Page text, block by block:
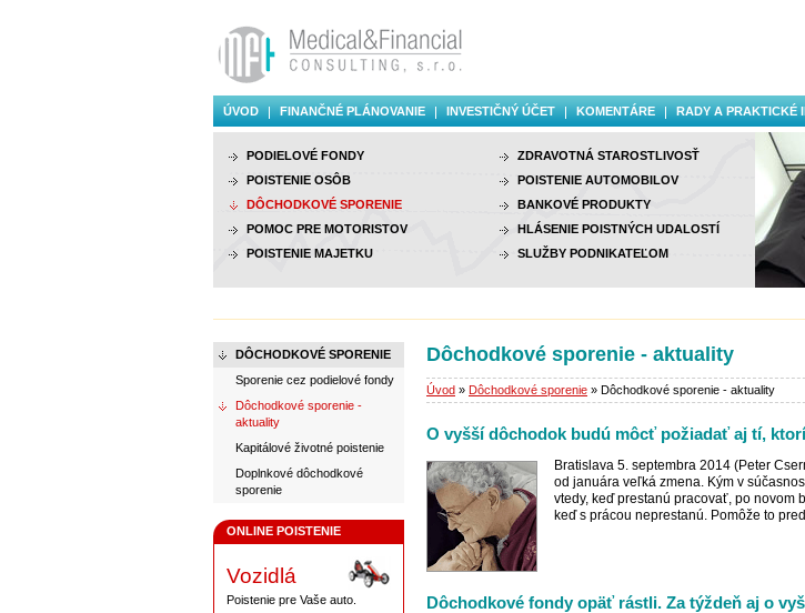
ÚVOD FINANČNÉ PLÁNOVANIE INVESTIČNÝ ÚČET KOMENTÁRE RADY A PRAKTICKÉ
PODIELOVÉ FONDY
POISTENIE OSÔB
DÔCHODKOVÉ SPORENIE
POMOC PRE MOTORISTOV
POISTENIE MAJETKU
ZDRAVOTNÁ STAROSTLIVOSŤ
POISTENIE AUTOMOBILOV
BANKOVÉ PRODUKTY
HLÁSENIE POISTNÝCH UDALOSTÍ
SLUŽBY PODNIKATEĽOM
DÔCHODKOVÉ SPORENIE
Sporenie cez podielové fondy
Dôchodkové sporenie -
aktuality
Kapitálové životné poistenie
Doplnkové dôchodkové
sporenie
ONLINE POISTENIE
Vozidlá
Poistenie pre Vaše auto.
Dôchodkové sporenie - aktuality
Úvod » Dôchodkové sporenie » Dôchodkové sporenie - aktuality
O vyšší dôchodok budú môcť požiadať aj tí,
Bratislava 5. septembra 2014 (Peter
od januára veľká zmena. Kým v
vtedy, keď prestanú pracovať, po novom
keď s prácou neprestanú. Pomôže to
Dôchodkové fondy opäť rástli. Za týždeň aj o